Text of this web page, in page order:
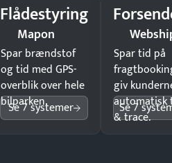
Flådestyring
Mapon
Spar brændstof
og tid med GPS-
overblik over hele
bilparken.
Se 7 systemer
Spar tid på
giv
automatisk
& trace.
Se 7